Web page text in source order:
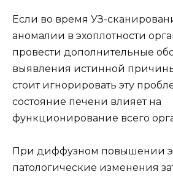
Если во время УЗ-
аномалии в эхоплотности
провести дополнительные
выявления истинной
стоит игнорировать эту
состояние печени влияет на
функционирование всего
При диффузном повышении
патологические изменения